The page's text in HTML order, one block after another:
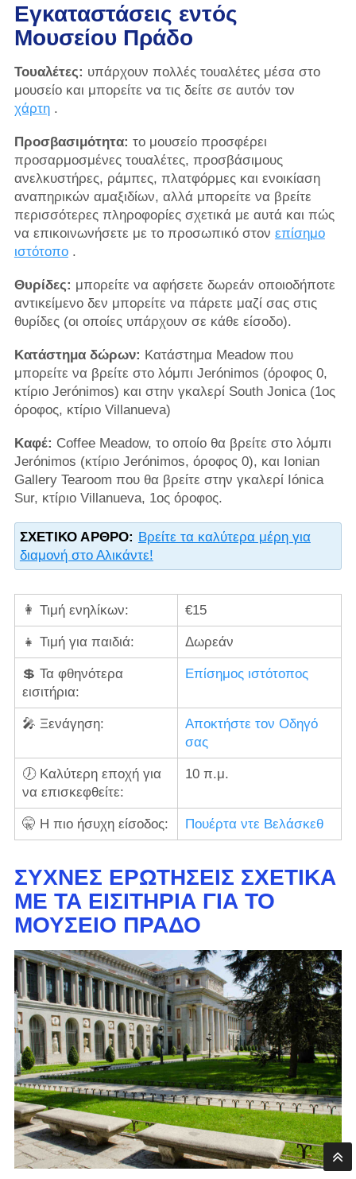
Εγκαταστάσεις εντός
Μουσείου Πράδο
Τουαλέτες: υπάρχουν πολλές τουαλέτες μέσα στο
μουσείο και μπορείτε να τις δείτε σε αυτόν τον
χάρτη.
Προσβασιμότητα: το μουσείο προσφέρει
προσαρμοσμένες τουαλέτες, προσβάσιμους
ανελκυστήρες, ράμπες, πλατφόρμες και ενοικίαση
αναπηρικών αμαξιδίων, αλλά μπορείτε να βρείτε
περισσότερες πληροφορίες σχετικά με αυτά και πώς
να επικοινωνήσετε με το προσωπικό στον επίσημο
ιστότοπο.
Θυρίδες: μπορείτε να αφήσετε δωρεάν οποιοδήποτε
αντικείμενο δεν μπορείτε να πάρετε μαζί σας στις
θυρίδες (οι οποίες υπάρχουν σε κάθε είσοδο).
Κατάστημα δώρων: Κατάστημα Meadow που
μπορείτε να βρείτε στο λόμπι Jerónimos (όροφος 0,
κτίριο Jerónimos) και στην γκαλερί South Jonica (1ος
όροφος, κτίριο Villanueva)
Καφέ: Coffee Meadow, το οποίο θα βρείτε στο λόμπι
Jerónimos (κτίριο Jerónimos, όροφος 0), και Ionian
Gallery Tearoom που θα βρείτε στην γκαλερί Iónica
Sur, κτίριο Villanueva, 1ος όροφος.
ΣΧΕΤΙΚΌ ΆΡΘΡΟ: Βρείτε τα καλύτερα μέρη για
διαμονή στο Αλικάντε!
👩‍ Τιμή ενηλίκων: €15
👧 Τιμή για παιδιά: Δωρεάν
💲 Τα φθηνότερα
εισιτήρια:
Επίσημος ιστότοπος
🎤 Ξενάγηση:
Αποκτήστε τον Οδηγό
σας
🕖 Καλύτερη εποχή για
να επισκεφθείτε:
10 π.μ.
🤫 Η πιο ήσυχη είσοδος: Πουέρτα ντε Βελάσκεθ
ΣΥΧΝΈΣ ΕΡΩΤΉΣΕΙΣ ΣΧΕΤΙΚΆ
ΜΕ ΤΑ ΕΙΣΙΤΉΡΙΑ ΓΙΑ ΤΟ
ΜΟΥΣΕΊΟ ΠΡΆΔΟ